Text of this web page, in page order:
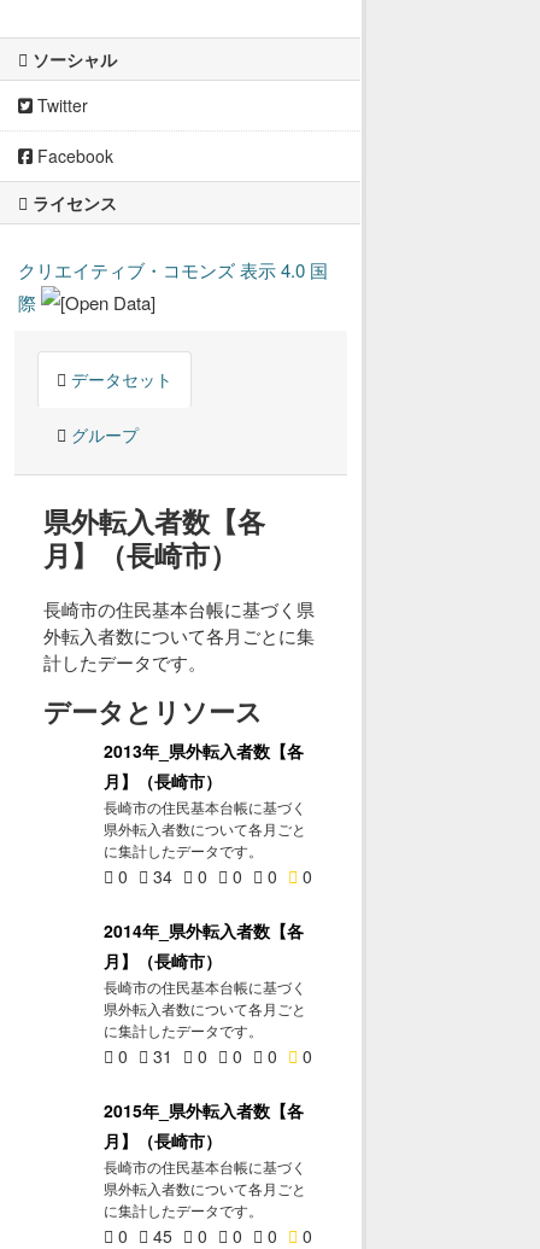
ソーシャル
Twitter
Facebook
ライセンス
クリエイティブ・コモンズ 表示 4.0 国
際
データセット
グループ
県外転入者数【各
月】（長崎市）
長崎市の住民基本台帳に基づく県
外転入者数について各月ごとに集
計したデータです。
データとリソース
2013年_県外転入者数【各
月】（長崎市）
長崎市の住民基本台帳に基づく
県外転入者数について各月ごと
に集計したデータです。
0 34 0 0 0 0
2014年_県外転入者数【各
月】（長崎市）
長崎市の住民基本台帳に基づく
県外転入者数について各月ごと
に集計したデータです。
0 31 0 0 0 0
2015年_県外転入者数【各
月】（長崎市）
長崎市の住民基本台帳に基づく
県外転入者数について各月ごと
に集計したデータです。
0 45 0 0 0 0